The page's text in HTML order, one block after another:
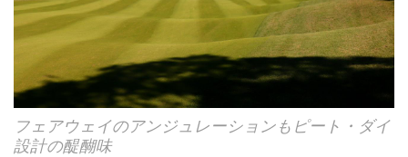
フェアウェイのアンジュレーションもピート・ダイ
設計の醍醐味